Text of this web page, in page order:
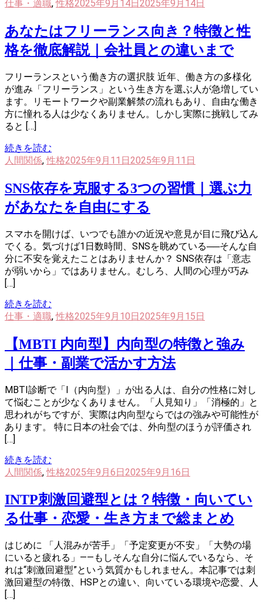
仕事・適職,性格2025年9月14日 2025年9月14日
あなたはフリーランス向き？特徴と性
格を徹底解説｜会社員との違いまで
フリーランスという働き方の選択肢 近年、働き方の多様化
が進み「フリーランス」という生き方を選ぶ人が急増してい
ます。リモートワークや副業解禁の流れもあり、自由な働き
方に憧れる人は少なくありません。しかし実際に挑戦してみ
ると […]
続きを読む
人間関係,性格2025年9月11日2025年9月11日
SNS依存を克服する3つの習慣｜選ぶ力
があなたを自由にする
スマホを開けば、いつでも誰かの近況や意見が目に飛び込ん
でくる。気づけば1日数時間、SNSを眺めている──そんな自
分に不安を覚えたことはありませんか？ SNS依存は「意志
が弱いから」ではありません。むしろ、人間の心理が巧み
[…]
続きを読む
仕事・適職,性格2025年9月10日2025年9月15日
【MBTI 内向型】内向型の特徴と強み
｜仕事・副業で活かす方法
MBTI診断で「I（内向型）」が出る人は、自分の性格に対し
て悩むことが少なくありません。「人見知り」「消極的」と
思われがちですが、実際は内向型ならではの強みや可能性が
あります。 特に日本の社会では、外向型のほうが評価され
[…]
続きを読む
人間関係,性格2025年9月6日2025年9月16日
INTP刺激回避型とは？特徴・向いてい
る仕事・恋愛・生き方まで総まとめ
はじめに 「人混みが苦手」「予定変更が不安」「大勢の場
にいると疲れる」——もしそんな自分に悩んでいるなら、そ
れは“刺激回避型”という気質かもしれません。本記事では刺
激回避型の特徴、HSPとの違い、向いている環境や恋愛、人
[…]